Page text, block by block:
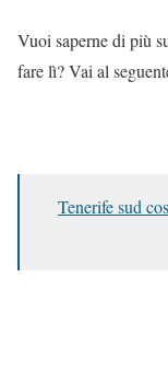
Vuoi saperne di più
fare lì? Vai al
Tenerife sud